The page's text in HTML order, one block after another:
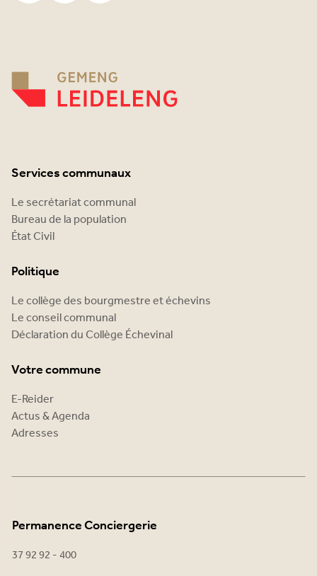
Services communaux
Le secrétariat communal
Bureau de la population
État Civil
Politique
Le collège des bourgmestre et échevins
Le conseil communal
Déclaration du Collège Échevinal
Votre commune
E-Reider
Actus & Agenda
Adresses
Permanence Conciergerie
37 92 92 - 400